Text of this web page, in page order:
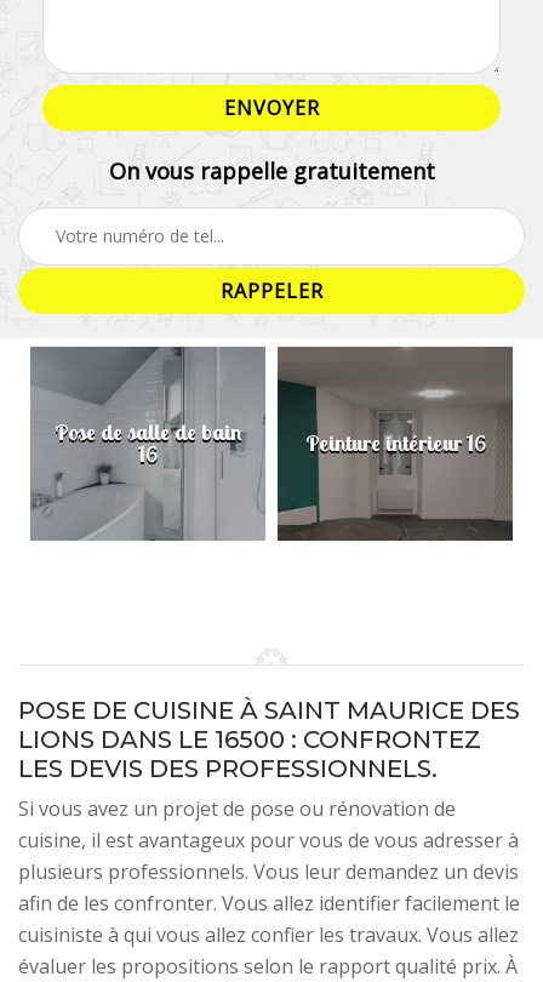
On vous rappelle gratuitement
Pose de salle de bain
16 Peinture intérieur 16
POSE DE CUISINE À SAINT MAURICE DES
LIONS DANS LE 16500 : CONFRONTEZ
LES DEVIS DES PROFESSIONNELS.
Si vous avez un projet de pose ou rénovation de
cuisine, il est avantageux pour vous de vous adresser à
plusieurs professionnels. Vous leur demandez un devis
afin de les confronter. Vous allez identifier facilement le
cuisiniste à qui vous allez confier les travaux. Vous allez
évaluer les propositions selon le rapport qualité prix. À